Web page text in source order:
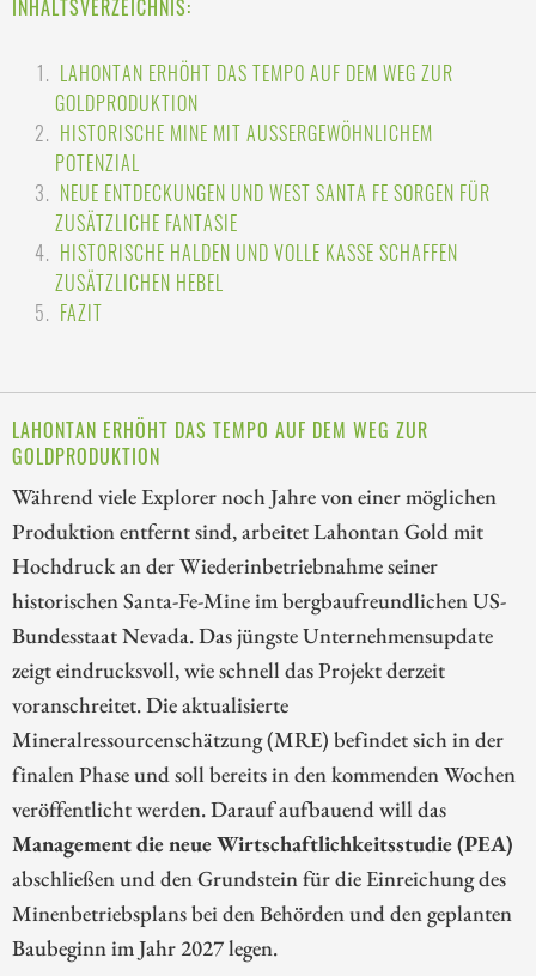
INHALTSVERZEICHNIS:
LAHONTAN ERHÖHT DAS TEMPO AUF DEM WEG ZUR
GOLDPRODUKTION
HISTORISCHE MINE MIT AUSSERGEWÖHNLICHEM P
OTENZIAL
NEUE ENTDECKUNGEN UND WEST SANTA FE SORGEN FÜR
ZUSÄTZLICHE FANTASIE
HISTORISCHE HALDEN UND VOLLE KASSE SCHAFFEN
ZUSÄTZLICHEN HEBEL
FAZIT
LAHONTAN ERHÖHT DAS TEMPO AUF DEM WEG ZUR
GOLDPRODUKTION
Während viele Explorer noch Jahre von einer möglichen
Produktion entfernt sind, arbeitet Lahontan Gold mit
Hochdruck an der Wiederinbetriebnahme seiner
historischen Santa-Fe-Mine im bergbaufreundlichen US-
Bundesstaat Nevada. Das jüngste Unternehmensupdate
zeigt eindrucksvoll, wie schnell das Projekt derzeit
voranschreitet. Die aktualisierte
Mineralressourcenschätzung (MRE) befindet sich in der
finalen Phase und soll bereits in den kommenden Wochen
veröffentlicht werden. Darauf aufbauend will das
Management die neue Wirtschaftlichkeitsstudie (PEA)
abschließen und den Grundstein für die Einreichung des
Minenbetriebsplans bei den Behörden und den geplanten
Baubeginn im Jahr 2027 legen.